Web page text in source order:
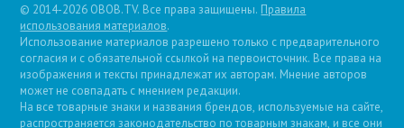
© 2014-2026 OBOB.TV. Все права защищены. Правила
использования материалов.
Использование материалов разрешено только с предварительного
согласия и с обязательной ссылкой на первоисточник. Все права на
изображения и тексты принадлежат их авторам. Мнение авторов
может не совпадать с мнением редакции.
На все товарные знаки и названия брендов, используемые на сайте,
распространяется законодательство по товарным знакам, и все они